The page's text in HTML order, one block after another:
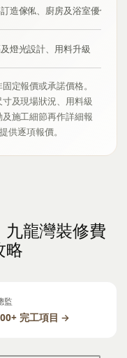
造傢俬、廚房及浴室優化
燈光設計、用料升級
定報價或承諾價格。
及現場狀況、用料級
施工細節再作詳細報
供逐項報價。
九龍灣裝修費
略
監
完工項目 →